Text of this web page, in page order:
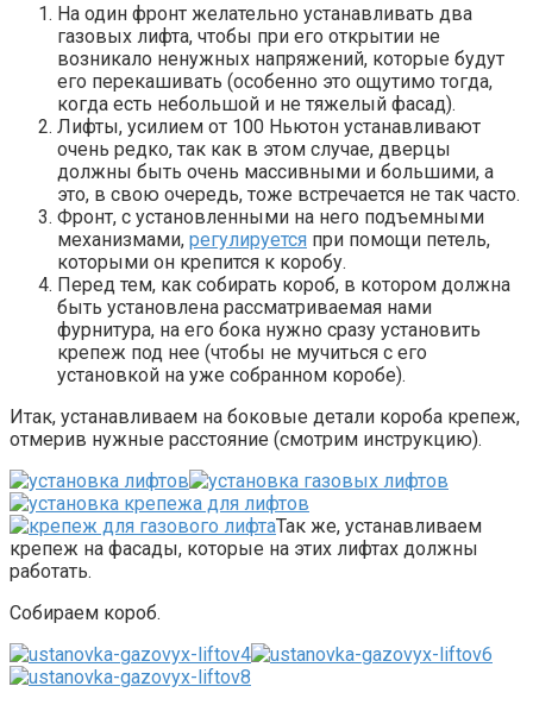
На один фронт желательно устанавливать два
газовых лифта, чтобы при его открытии не
возникало ненужных напряжений, которые будут
его перекашивать (особенно это ощутимо тогда,
когда есть небольшой и не тяжелый фасад).
Лифты, усилием от 100 Ньютон устанавливают
очень редко, так как в этом случае, дверцы
должны быть очень массивными и большими, а
это, в свою очередь, тоже встречается не так часто.
Фронт, с установленными на него подъемными
механизмами, регулируется при помощи петель,
которыми он крепится к коробу.
Перед тем, как собирать короб, в котором должна
быть установлена рассматриваемая нами
фурнитура, на его бока нужно сразу установить
крепеж под нее (чтобы не мучиться с его
установкой на уже собранном коробе).
Итак, устанавливаем на боковые детали короба крепеж,
отмерив нужные расстояние (смотрим инструкцию).
Так же, устанавливаем
крепеж на фасады, которые на этих лифтах должны
работать.
Собираем короб.